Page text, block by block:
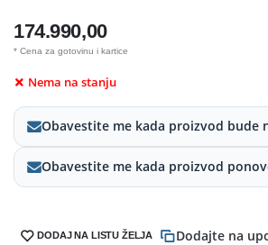
174.990,00
* Cena za gotovinu i kartice
Nema na stanju
Obavestite me kada proizvod bude
Obavestite me kada proizvod
DODAJ NA LISTU ŽELJA Dodajte na